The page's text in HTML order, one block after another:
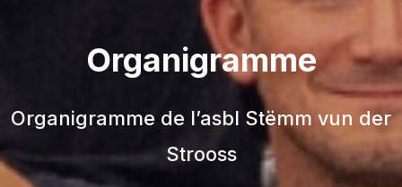
Organigramme
Organigramme de l’asbl Stëmm vun der
Strooss